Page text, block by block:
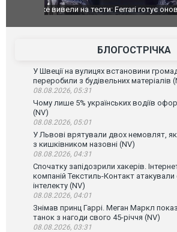
Вийшов трейлер нової екранізації
БЛОГОСТРІЧКА
У Швеції на вулицях встановини
переробили з будівельних матеріалів
08.08.2026, 05:31
Чому лише 5% українських водіїв
(NV)
08.08.2026, 05:01
У Львові врятували двох немовлят,
з кишківником назовні (NV)
08.08.2026, 04:31
Спочатку запідозрили хакерів.
компаній Текстиль-Контакт
інтелекту (NV)
08.08.2026, 04:01
Знімав принц Гаррі. Меган Маркл
танок з нагоди свого 45-річчя (NV)
08.08.2026, 03:31